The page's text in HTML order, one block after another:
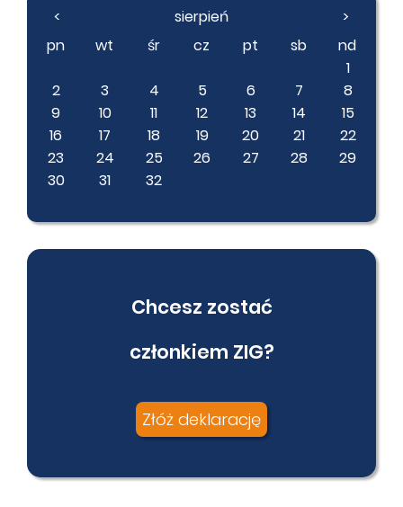
< sierpień
>
pn
wt śr cz pt sb
nd
1
2
3 4 5 6 7
8
9
10 11 12 13 14
15
16
17 18 19 20 21
22
23
24 25 26 27 28
29
30
31 32
Chcesz zostać
członkiem ZIG?
Złóż deklarację